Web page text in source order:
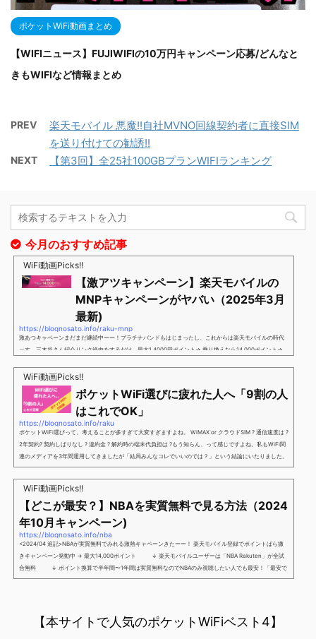
ポケットWiFi動画まとめ
【WIFIニュース】FUJIWIFIの10万円キャンペーン応募/どんなと
きもWIFIなど情報まとめ
PREV
楽天モバイル 悪魔!!自社MVNO回線契約者に直接SIM
を送り付けての勧誘!!
NEXT 【第3回】全25社100GBプランWIFIランキング
今月のおすすめ記事
WiFi動画Picks!!
【激アツキャンペーン】楽天モバイルの
MNPキャンペーンがヤバい（2025年3月
最新)
https://blognosato.info/raku-mnp
激あつキャペーンまだまだ継続中ーー！プラチナバンドもはじまったし、これからは楽天モバイルの時代
っす。三木谷さん紹介リンク経由をするだけ。最大1,4000円ポイント→ 乗り換えなら14,000ポイント→
谷さんキャンペーン／2回線目以降でもOK再契約でもでもOK背水の陣の楽天モバイル。ついに「最後の賭
け」とも思えるポイントばら撒きキャンペーンを発動してきました。■キャンペーン概要三木谷社長の特
別招待ページから楽天モバイ...
WiFi動画Picks!!
ポケットWiFi選びに疲れた人へ「9割の人
はこれでOK」
https://blognosato.info/raku
ポケットWiFi選びって、考えることが多すぎて大変すぎますよね。 WiMAX or クラウドSIM ? 通信速度は ?
2年契約? 契約しばりなし ? 違約金 ? 解約時の端末代負担は ?もう知らん、って感じですよね。私もWiFi関
連のメディアを3年間運用してきましたが「結局みんなコレでいいのでは？」という結論にいたりました。
ということで、「ポケットWiFi選びに疲れた」「結局どれがいいのか分からない」と言う人向けに【最終
解】を用意しました。ポケットWiFiのヘビーユーザー視点で「90％の人はこれだけでいいやん」というも
のなので、「多...
WiFi動画Picks!!
【どこが最安？】NBAを実質無料で見る方法（2024
年10月キャンペーン)
https://blognosato.info/nba
<2024/04 追記>NBAが実質無料でみれる激熱キャペーンきたーー！ 楽天モバイル登録でポイントばら撒
きキャンペーン発動中 → 最大14,000ポイント ↓ 楽天モバイルユーザーは「NBA Rakuten」が全試
合無料 ↓ ポイント換算で半年間〜1年間は実質無料なのでNBAのみ視聴したい人でも最安！「最安で
NBAを見る方法」が「楽天モバイルを契約すること」というもはや意味不明な状況...楽天モバイルでNBAを
【本サイトで人気のポケットWiFiベスト4】